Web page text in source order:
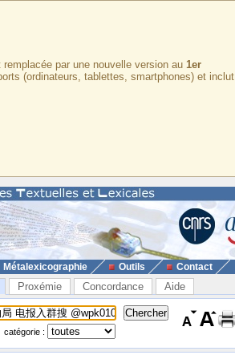
par une nouvelle version au 1er
(ordinateurs, tablettes, smartphones) et inclut
Métalexicographie Outils Contact
Proxémie Concordance Aide
catégorie :